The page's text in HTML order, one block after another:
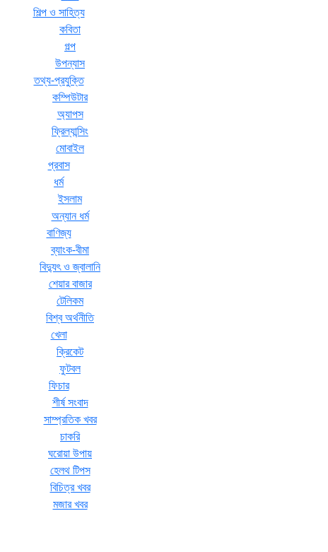
শিল্প ও সাহিত্য
কবিতা
গল্প
উপন্যাস
তথ্য-প্রযুক্তি
কম্পিউটার
অ্যাপস
ফ্রিল্যান্সিং
মোবাইল
প্রবাস
ধর্ম
ইসলাম
অন্যান ধর্ম
বাণিজ্য
ব্যাংক-বীমা
বিদ্যুৎ ও জ্বালানি
শেয়ার বাজার
টেলিকম
বিশ্ব অর্থনীতি
খেলা
ক্রিকেট
ফুটবল
ফিচার
শীর্ষ সংবাদ
সাম্প্রতিক খবর
চাকরি
ঘরোয়া উপায়
হেলথ টিপস
বিচিত্র খবর
মজার খবর